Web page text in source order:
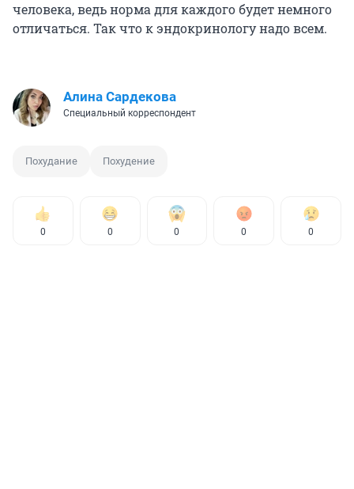
человека, ведь норма для каждого будет немного
отличаться. Так что к эндокринологу надо всем.
Алина Сардекова
Специальный корреспондент
Похудание Похудение
0 0 0 0 0